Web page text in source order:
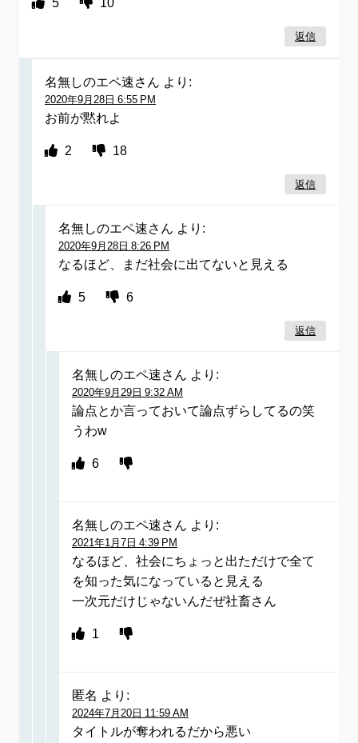
返信
名無しのエペ速さん より:
2020年9月28日 6:55 PM
お前が黙れよ
2 18
返信
名無しのエペ速さん より:
2020年9月28日 8:26 PM
なるほど、まだ社会に出てないと見える
5 6
返信
名無しのエペ速さん より:
2020年9月29日 9:32 AM
論点とか言っておいて論点ずらしてるの笑
うわw
6
名無しのエペ速さん より:
2021年1月7日 4:39 PM
なるほど、社会にちょっと出ただけで全て
を知った気になっていると見える
一次元だけじゃないんだぜ社畜さん
1
匿名 より:
2024年7月20日 11:59 AM
タイトルが奪われるだから悪い